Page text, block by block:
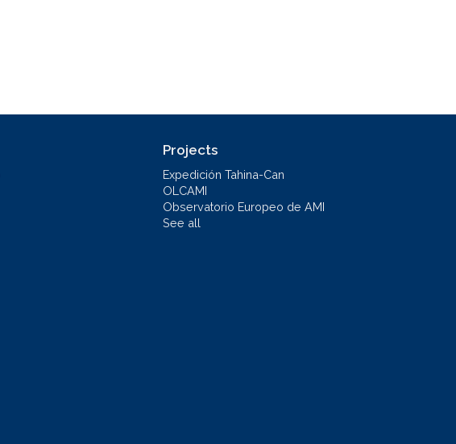
Projects
Expedición Tahina-Can
OLCAMI
Observatorio Europeo de AMI
See all